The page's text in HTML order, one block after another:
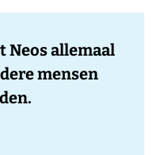
Neos allemaal
mensen